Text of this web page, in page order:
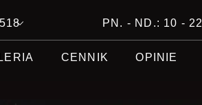
PN. - ND.: 10 - 22
CENNIK OPINIE